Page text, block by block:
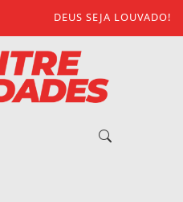
DEUS SEJA LOUVADO!